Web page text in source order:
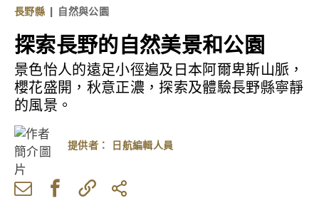
長野縣 | 自然與公園
探索長野的自然美景和公園
景色怡人的遠足小徑遍及日本阿爾卑斯山脈，
櫻花盛開，秋意正濃，探索及體驗長野縣寧靜
的風景。
提供者： 日航編輯人員